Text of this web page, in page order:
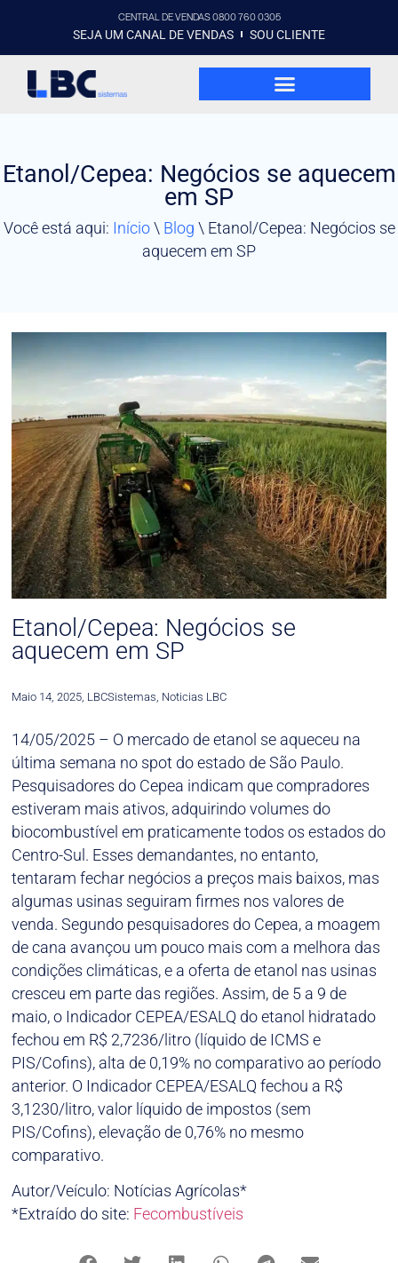
CENTRAL DE VENDAS 0800 760 0305
SEJA UM CANAL DE VENDAS SOU CLIENTE
Etanol/Cepea: Negócios se aquecem
em SP
Você está aqui: Início\ Blog \ Etanol/Cepea: Negócios se
aquecem em SP
Etanol/Cepea: Negócios se
aquecem em SP
Maio 14, 2025, LBCSistemas, Noticias LBC
14/05/2025 – O mercado de etanol se aqueceu na
última semana no spot do estado de São Paulo.
Pesquisadores do Cepea indicam que compradores
estiveram mais ativos, adquirindo volumes do
biocombustível em praticamente todos os estados do
Centro-Sul. Esses demandantes, no entanto,
tentaram fechar negócios a preços mais baixos, mas
algumas usinas seguiram firmes nos valores de
venda. Segundo pesquisadores do Cepea, a moagem
de cana avançou um pouco mais com a melhora das
condições climáticas, e a oferta de etanol nas usinas
cresceu em parte das regiões. Assim, de 5 a 9 de
maio, o Indicador CEPEA/ESALQ do etanol hidratado
fechou em R$ 2,7236/litro (líquido de ICMS e
PIS/Cofins), alta de 0,19% no comparativo ao período
anterior. O Indicador CEPEA/ESALQ fechou a R$
3,1230/litro, valor líquido de impostos (sem
PIS/Cofins), elevação de 0,76% no mesmo
comparativo.
Autor/Veículo: Notícias Agrícolas*
*Extraído do site: Fecombustíveis